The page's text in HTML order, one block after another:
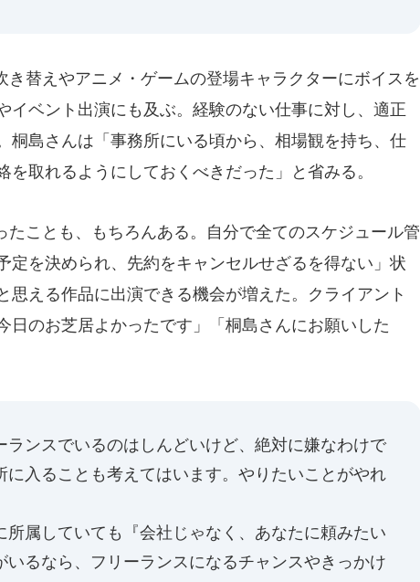
替えやアニメ・ゲームの登場キャラクターにボイスを
イベント出演にも及ぶ。経験のない仕事に対し、適正
桐島さんは「事務所にいる頃から、相場観を持ち、仕
取れるようにしておくべきだった」と省みる。
ことも、もちろんある。自分で全てのスケジュール管
定を決められ、先約をキャンセルせざるを得ない」状
思える作品に出演できる機会が増えた。クライアント
日のお芝居よかったです」「桐島さんにお願いした
ランスでいるのはしんどいけど、絶対に嫌なわけで
に入ることも考えてはいます。やりたいことがやれ
所属していても『会社じゃなく、あなたに頼みたい
いるなら、フリーランスになるチャンスやきっかけ